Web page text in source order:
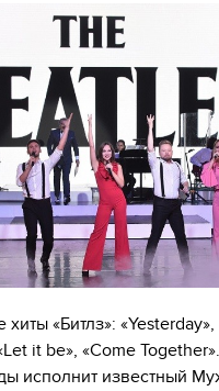
«Битлз»:
it be», «Come
исполнит известный